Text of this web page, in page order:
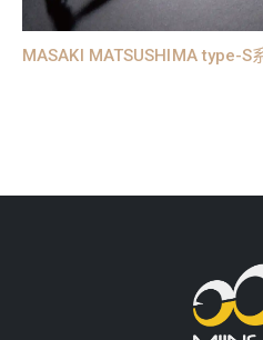
MASAKI MATSUSHIMA type-